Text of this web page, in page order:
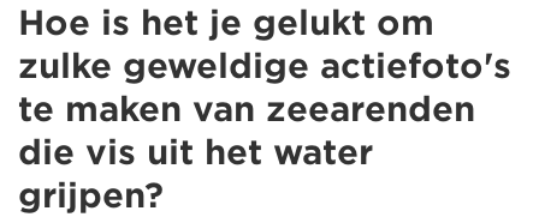
Hoe is het je gelukt om
zulke geweldige actiefoto's
te maken van zeearenden
die vis uit het water
grijpen?